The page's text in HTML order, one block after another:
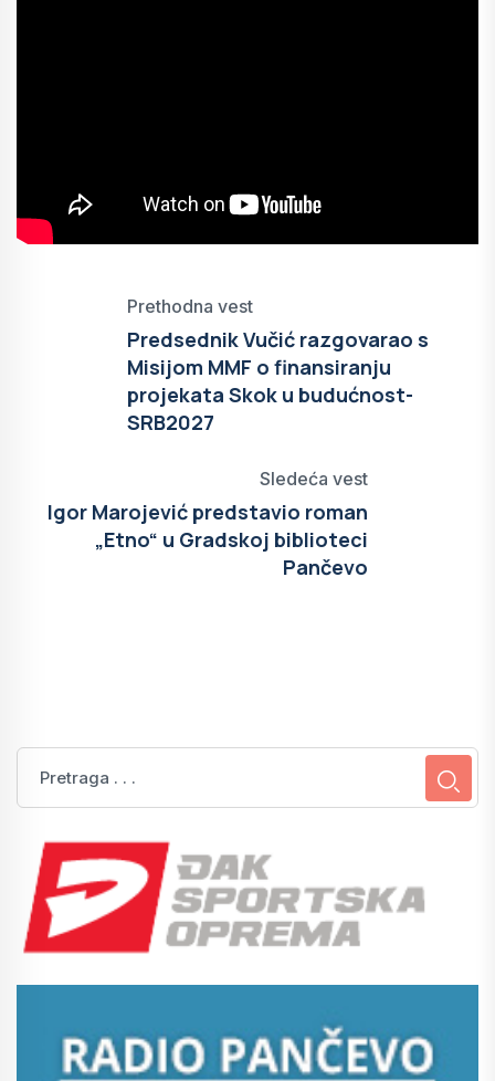
Prethodna vest
Predsednik Vučić razgovarao s
Misijom MMF o finansiranju
projekata Skok u budućnost-
SRB2027
Sledeća vest
Igor Marojević predstavio roman
„Etno“ u Gradskoj biblioteci
Pančevo